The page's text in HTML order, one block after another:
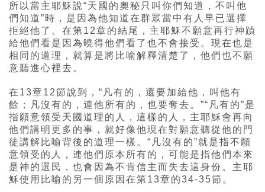
所以當主耶穌說“天國的奧秘只叫你們知道，不叫他
們知道”時，是因為他知道在群眾當中有人早已選擇
拒絕他了。在第12章的結尾，主耶穌不願意再行神蹟
給他們看是因為曉得他們看了也不會接受。現在也是
相同的道理，就算是將比喻解釋清楚了，他們也不願
意聽進心裡去。
在13章12節說到，“凡有的，還要加給他，叫他有
餘；凡沒有的，連他所有的，也要奪去。”“凡有的”是
指願意領受天國道理的人，這樣的人，主耶穌會再向
他們講明更多的事，就好像他現在對願意聽從他的門
徒講解比喻背後的道理一樣。“凡沒有的”就是指不願
意領受的人，連他們原本所有的，可能是指他們本來
是神的選民，也會因為不肯信主而失去這身份。主耶
穌使用比喻的另一個原因在第13章的34-35節。